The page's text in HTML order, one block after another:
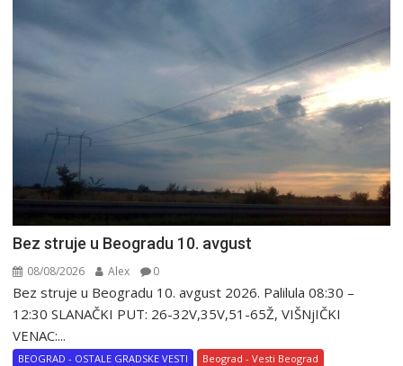
Bez struje u Beogradu 10. avgust
08/08/2026 Alex 0
Bez struje u Beogradu 10. avgust 2026. Palilula 08:30 –
12:30 SLANAČKI PUT: 26-32V,35V,51-65Ž, VIŠNjIČKI
VENAC:...
BEOGRAD - OSTALE GRADSKE VESTI
Beograd - Vesti Beograd